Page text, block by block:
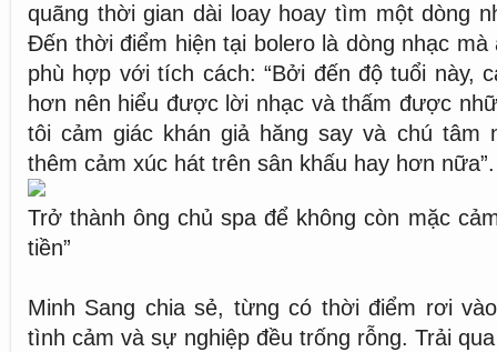
quãng thời gian dài loay hoay tìm một dòng
Đến thời điểm hiện tại bolero là dòng nhạc
phù hợp với tích cách: “Bởi đến độ tuổi này,
hơn nên hiểu được lời nhạc và thấm được
tôi cảm giác khán giả hăng say và chú tâm
thêm cảm xúc hát trên sân khấu hay hơn nữa”.
Trở thành ông chủ spa để không còn mặc
tiền”
Minh Sang chia sẻ, từng có thời điểm rơi
tình cảm và sự nghiệp đều trống rỗng. Trải